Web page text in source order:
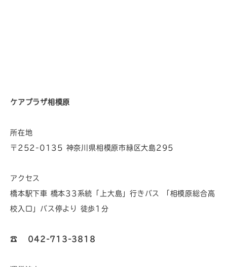
ケアプラザ相模原
所在地
〒252-0135 神奈川県相模原市緑区大島295
アクセス
橋本駅下車 橋本33系統「上大島」行きバス 「相模原総合高
校入口」バス停より 徒歩1分
☎︎ 042-713-3818